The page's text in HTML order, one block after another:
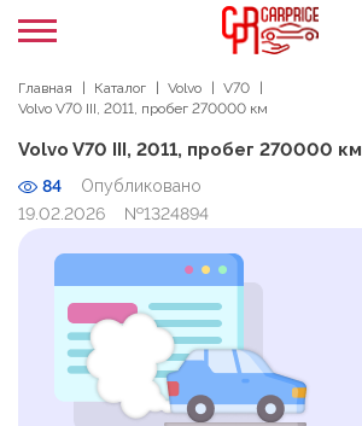
Главная Каталог Volvo
V70
Volvo V70 III, 2011, пробег 270000 км
Volvo V70 III, 2011, пробег 270000 км
84
Опубликовано
19.02.2026
№1324894